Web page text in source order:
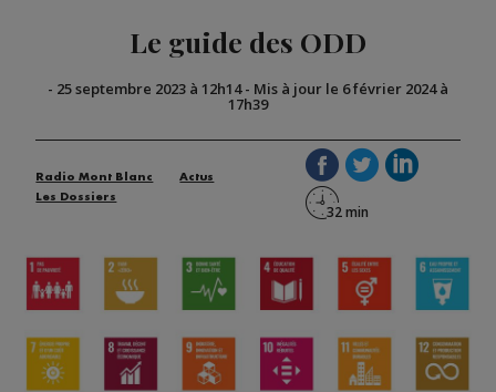
Le guide des ODD
- 25 septembre 2023 à 12h14- Mis à jour le 6 février 2024 à
17h39
Radio Mont Blanc
Actus
Les Dossiers